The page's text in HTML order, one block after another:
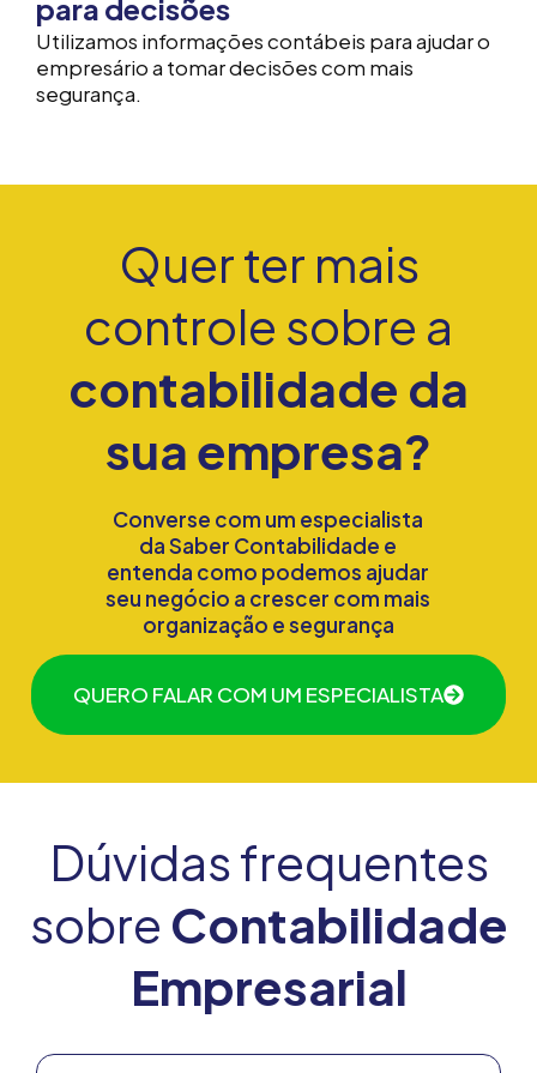
para decisões
Utilizamos informações contábeis para ajudar o
empresário a tomar decisões com mais
segurança.
Quer ter mais
controle sobre a
contabilidade da
sua empresa?
Converse com um especialista
da Saber Contabilidade e
entenda como podemos ajudar
seu negócio a crescer com mais
organização e segurança
QUERO FALAR COM UM ESPECIALISTA
Dúvidas frequentes
sobre Contabilidade
Empresarial